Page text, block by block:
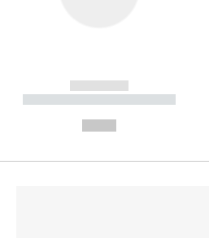
------------
----------- ----------- --------